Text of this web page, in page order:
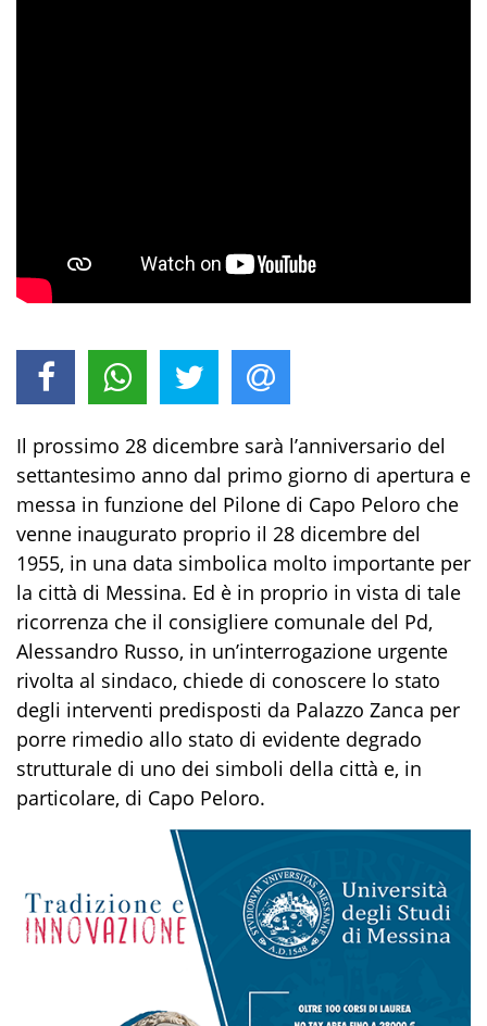
Il prossimo 28 dicembre sarà l’anniversario del
settantesimo anno dal primo giorno di apertura e
messa in funzione del Pilone di Capo Peloro che
venne inaugurato proprio il 28 dicembre del
1955, in una data simbolica molto importante per
la città di Messina. Ed è in proprio in vista di tale
ricorrenza che il consigliere comunale del Pd,
Alessandro Russo, in un’interrogazione urgente
rivolta al sindaco, chiede di conoscere lo stato
degli interventi predisposti da Palazzo Zanca per
porre rimedio allo stato di evidente degrado
strutturale di uno dei simboli della città e, in
particolare, di Capo Peloro.